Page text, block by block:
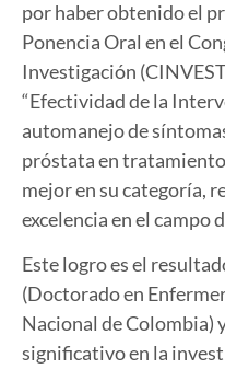
por haber obtenido el
Ponencia Oral en el
Investigación
“Efectividad de la
automanejo de
próstata en
mejor en su categoría,
excelencia en el campo
Este logro es el
(Doctorado en
Nacional de Colombia)
significativo en la